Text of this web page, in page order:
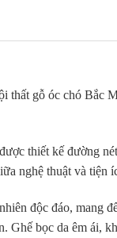
thất gỗ óc chó Bắc
thiết kế đường
nghệ thuật và tiện
độc đáo, mang
Ghế bọc da êm ái,